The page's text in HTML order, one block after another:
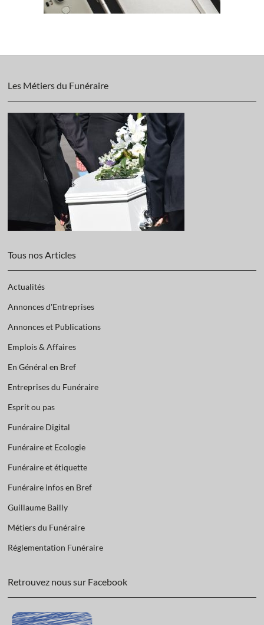
Les Métiers du Funéraire
Tous nos Articles
Actualités
Annonces d'Entreprises
Annonces et Publications
Emplois & Affaires
En Général en Bref
Entreprises du Funéraire
Esprit ou pas
Funéraire Digital
Funéraire et Ecologie
Funéraire et étiquette
Funéraire infos en Bref
Guillaume Bailly
Métiers du Funéraire
Réglementation Funéraire
Retrouvez nous sur Facebook